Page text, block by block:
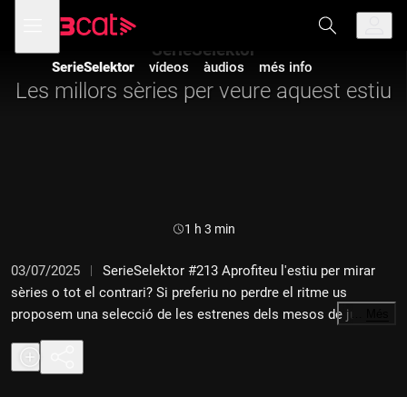
navegació
principal
menú
de
SerieSelektor vídeos àudios més info
SerieSelektor
Les millors sèries per veure aquest estiu
Durada:
1 h 3 min
03/07/2025
SerieSelektor #213 Aprofiteu l'estiu per mirar
sèries o tot el contrari? Si preferiu no perdre el ritme us
proposem una selecció de les estrenes dels mesos de juliol i
agost. Una de les nostres apostes és "Fúria" (HBO Max), però
n'hi ha moltes més. Bones vacances!
…